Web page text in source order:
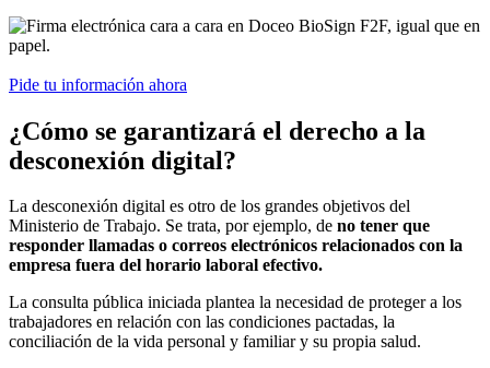
Pide tu información ahora
¿Cómo se garantizará el derecho a la
desconexión digital?
La desconexión digital es otro de los grandes objetivos del
Ministerio de Trabajo. Se trata, por ejemplo, de no tener que
responder llamadas o correos electrónicos relacionados con la
empresa fuera del horario laboral efectivo.
La consulta pública iniciada plantea la necesidad de proteger a los
trabajadores en relación con las condiciones pactadas, la
conciliación de la vida personal y familiar y su propia salud.